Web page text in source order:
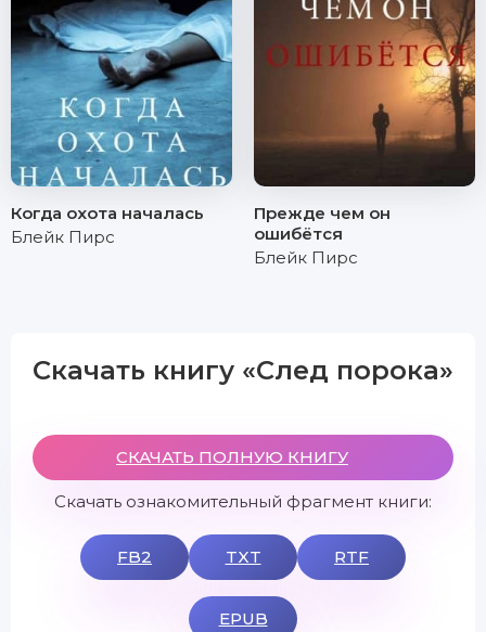
Когда охота началась
Блейк Пирс
Прежде чем он
ошибётся
Блейк Пирс
Скачать книгу «След порока»
СКАЧАТЬ ПОЛНУЮ КНИГУ
Скачать ознакомительный фрагмент книги:
FB2 TXT RTF
EPUB